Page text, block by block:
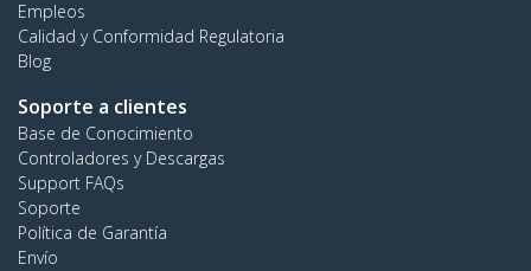
Empleos
Calidad y Conformidad Regulatoria
Blog
Soporte a clientes
Base de Conocimiento
Controladores y Descargas
Support FAQs
Soporte
Política de Garantía
Envío